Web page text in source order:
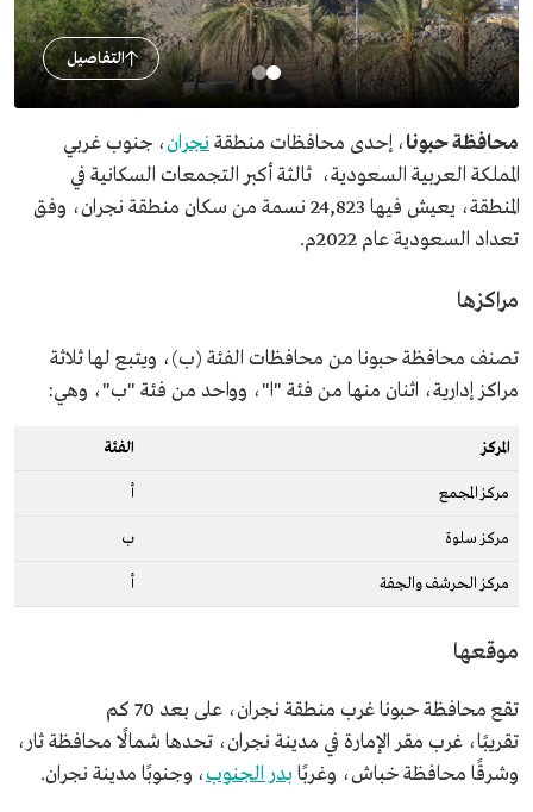
التفاصيل
محافظة حبونا، إحدى محافظات منطقة نجران، جنوب غربي
المملكة العربية السعودية، ثالثة أكبر التجمعات السكانية في
المنطقة، يعيش فيها 24,823 نسمة من سكان منطقة نجران، وفق
تعداد السعودية عام 2022م.
مراكزها
تصنف محافظة حبونا من محافظات الفئة (ب)، ويتبع لها ثلاثة
مراكز إدارية، اثنان منها من فئة "ا"، وواحد من فئة "ب"، وهي:
المركز الفئة
مركز المجمع أ
مركز سلوة ب
مركز الحرشف والجفة أ
موقعها
تقع محافظة حبونا غرب منطقة نجران، على بعد 70 كم
تقريبًا، غرب مقر الإمارة في مدينة نجران، تحدها شمالًا محافظة ثار،
وشرقًا محافظة خباش، وغربًا بدر الجنوب، وجنوبًا مدينة نجران.